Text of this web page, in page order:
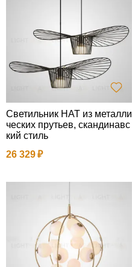
Светильник HAT из металли
ческих прутьев, скандинавс
кий стиль
26 329